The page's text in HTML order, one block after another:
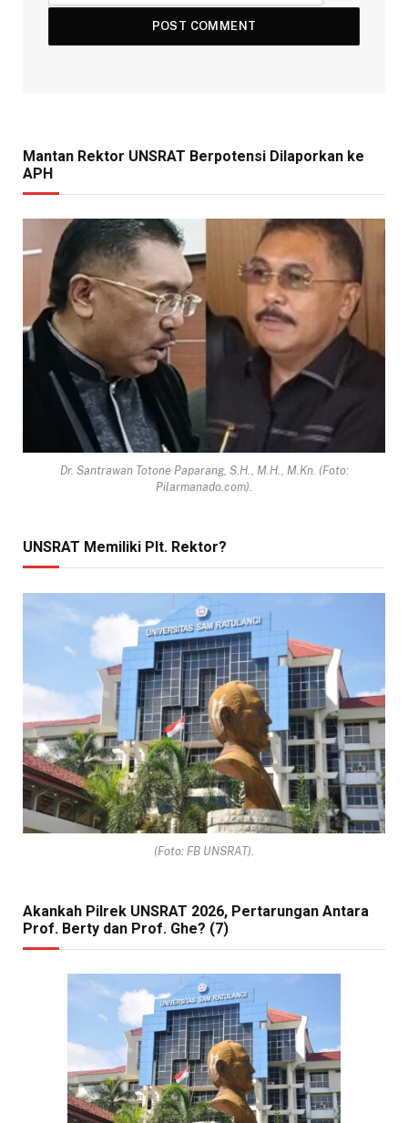
Mantan Rektor UNSRAT Berpotensi Dilaporkan ke
APH
Dr. Santrawan Totone Paparang, S.H., M.H., M.Kn. (Foto:
Pilarmanado.com).
UNSRAT Memiliki Plt. Rektor?
(Foto: FB UNSRAT).
Akankah Pilrek UNSRAT 2026, Pertarungan Antara
Prof. Berty dan Prof. Ghe? (7)